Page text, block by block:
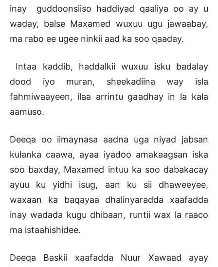
inay guddoonsiiso haddiyad qaaliya oo ay u
waday, balse Maxamed wuxuu ugu jawaabay,
ma rabo ee ugee ninkii aad ka soo qaaday.
Intaa kaddib, haddalkii wuxuu isku badalay
dood iyo muran, sheekadiina way isla
fahmiwaayeen, ilaa arrintu gaadhay in la kala
aamuso.
Deeqa oo ilmaynasa aadna uga niyad jabsan
kulanka caawa, ayaa iyadoo amakaagsan iska
soo baxday, Maxamed intuu ka soo dabakacay
ayuu ku yidhi isug, aan ku sii dhaweeyee,
waxaan ka baqayaa dhalinyaradda xaafadda
inay wadada kugu dhibaan, runtii wax la raaco
ma istaahishidee.
Deeqa Baskii xaafadda Nuur Xawaad ayay